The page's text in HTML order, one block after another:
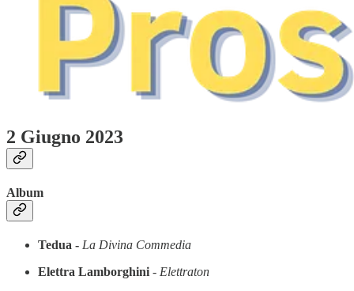
2 Giugno 2023
Album
Tedua - La Divina Commedia
Elettra Lamborghini - Elettraton